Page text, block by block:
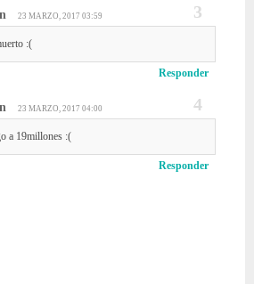
23 MARZO, 2017 03:59
:(
Responder
23 MARZO, 2017 04:00
a 19millones :(
Responder